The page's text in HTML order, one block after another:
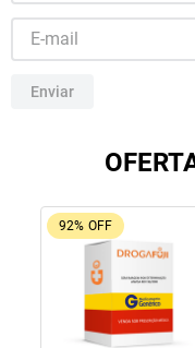
Enviar
92% OFF
10º lola